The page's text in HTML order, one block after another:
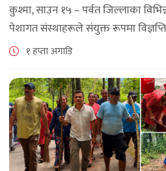
कुश्मा, साउन १५ – पर्वत जिल्लाका
पेशागत संस्थाहरूले संयुक्त रूपमा विज्ञप्ति
सामाजिक एकता र कानुनी शासन कायम
१ हप्ता अगाडि